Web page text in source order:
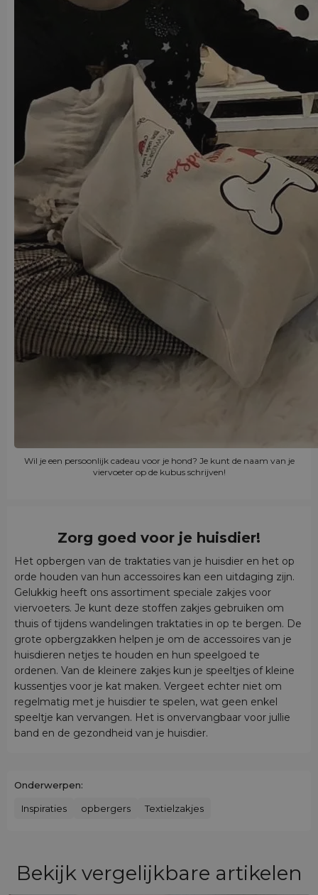
Wil je een persoonlijk cadeau voor je hond? Je kunt de naam van je
viervoeter op de kubus schrijven!
Zorg goed voor je huisdier!
Het opbergen van de traktaties van je huisdier en het op
orde houden van hun accessoires kan een uitdaging zijn.
Gelukkig heeft ons assortiment speciale zakjes voor
viervoeters. Je kunt deze stoffen zakjes gebruiken om
thuis of tijdens wandelingen traktaties in op te bergen. De
grote opbergzakken helpen je om de accessoires van je
huisdieren netjes te houden en hun speelgoed te
ordenen. Van de kleinere zakjes kun je speeltjes of kleine
kussentjes voor je kat maken. Vergeet echter niet om
regelmatig met je huisdier te spelen, wat geen enkel
speeltje kan vervangen. Het is onvervangbaar voor jullie
band en de gezondheid van je huisdier.
Onderwerpen:
Inspiraties opbergers Textielzakjes
Bekijk vergelijkbare artikelen